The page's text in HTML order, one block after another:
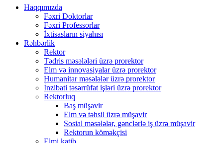
Haqqımızda
Fəxri Doktorlar
Fəxri Professorlar
İxtisasların siyahısı
Rəhbərlik
Rektor
Tədris məsələləri üzrə prorektor
Elm və innovasiyalar üzrə prorektor
Humanitar məsələlər üzrə prorektor
İnzibati təsərrüfat işləri üzrə prorektor
Rektorluq
Baş müşavir
Elm və təhsil üzrə müşavir
Sosial məsələlər, gənclərlə iş üzrə müşavir
Rektorun köməkçisi
Elmi katib